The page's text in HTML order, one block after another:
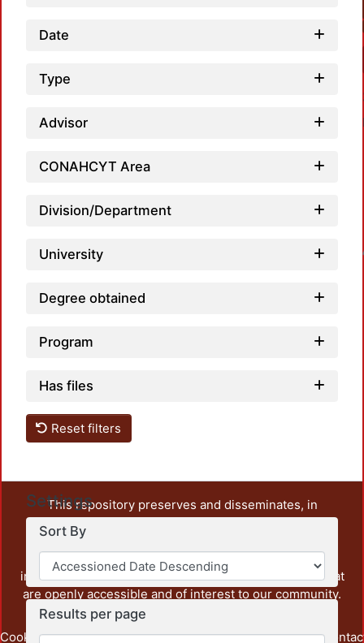
Date
Type
Advisor
CONAHCYT Area
Division/Department
University
Degree obtained
Program
Has files
Reset filters
Settings
Sort By
Results per page
This repository preserves and disseminates, in
unrestricted open access, the teaching and research
output of UAM Azcapotzalco. It also includes some
administrative and graphic documents from the
institution, as well as content from other institutions that
are openly accessible and of interest to our community.
Cookie Privacy End User Send